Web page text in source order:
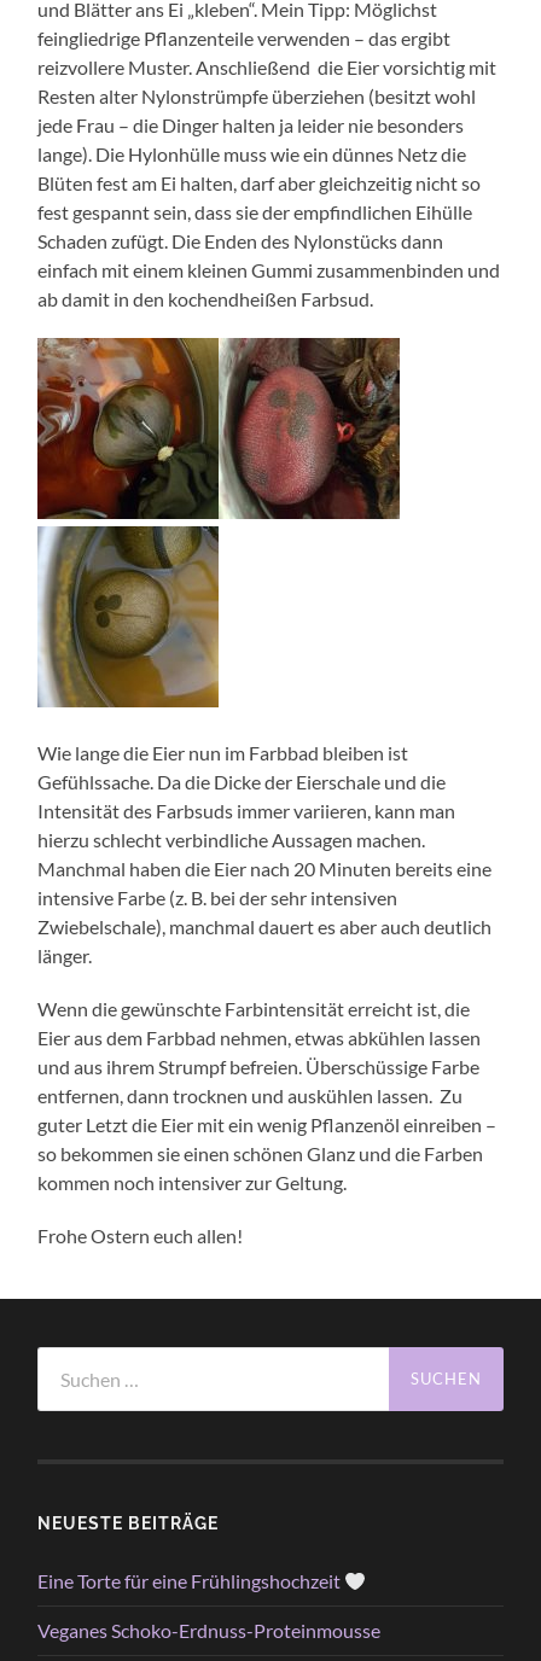
und Blätter ans Ei „kleben“. Mein Tipp: Möglichst
feingliedrige Pflanzenteile verwenden – das ergibt
reizvollere Muster. Anschließend die Eier vorsichtig mit
Resten alter Nylonstrümpfe überziehen (besitzt wohl
jede Frau – die Dinger halten ja leider nie besonders
lange). Die Hylonhülle muss wie ein dünnes Netz die
Blüten fest am Ei halten, darf aber gleichzeitig nicht so
fest gespannt sein, dass sie der empfindlichen Eihülle
Schaden zufügt. Die Enden des Nylonstücks dann
einfach mit einem kleinen Gummi zusammenbinden und
ab damit in den kochendheißen Farbsud.
Wie lange die Eier nun im Farbbad bleiben ist
Gefühlssache. Da die Dicke der Eierschale und die
Intensität des Farbsuds immer variieren, kann man
hierzu schlecht verbindliche Aussagen machen.
Manchmal haben die Eier nach 20 Minuten bereits eine
intensive Farbe (z. B. bei der sehr intensiven
Zwiebelschale), manchmal dauert es aber auch deutlich
länger.
Wenn die gewünschte Farbintensität erreicht ist, die
Eier aus dem Farbbad nehmen, etwas abkühlen lassen
und aus ihrem Strumpf befreien. Überschüssige Farbe
entfernen, dann trocknen und auskühlen lassen. Zu
guter Letzt die Eier mit ein wenig Pflanzenöl einreiben –
so bekommen sie einen schönen Glanz und die Farben
kommen noch intensiver zur Geltung.
Frohe Ostern euch allen!
nach:
NEUESTE BEITRÄGE
Eine Torte für eine Frühlingshochzeit
Veganes Schoko-Erdnuss-Proteinmousse